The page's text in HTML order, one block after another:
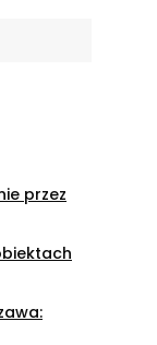
przez